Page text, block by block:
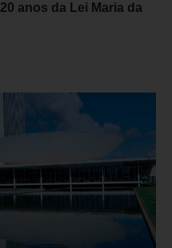
anos da Lei Maria da